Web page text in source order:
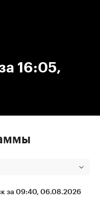
16:05,
за 09:40, 06.08.2026